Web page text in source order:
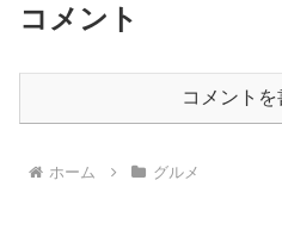
コメント
コメント
ホーム グルメ